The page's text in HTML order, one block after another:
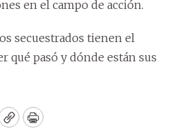
en el campo de acción.
secuestrados tienen el
qué pasó y dónde están sus
CopyPrint